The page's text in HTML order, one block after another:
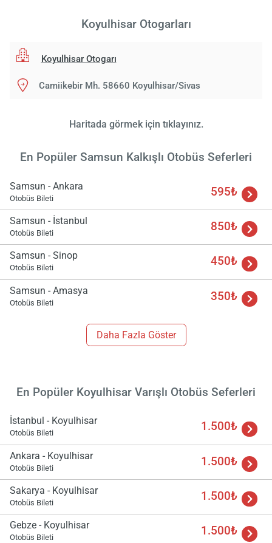
Koyulhisar Otogarları
Koyulhisar Otogarı
Camiikebir Mh. 58660 Koyulhisar/Sivas
Haritada görmek için tıklayınız.
En Popüler Samsun Kalkışlı Otobüs Seferleri
Samsun - Ankara
Otobüs Bileti 595₺
Samsun - İstanbul
Otobüs Bileti 850₺
Samsun - Sinop
Otobüs Bileti 450₺
Samsun - Amasya
Otobüs Bileti 350₺
Daha Fazla Göster
En Popüler Koyulhisar Varışlı Otobüs Seferleri
İstanbul - Koyulhisar
Otobüs Bileti 1.500₺
Ankara - Koyulhisar
Otobüs Bileti 1.500₺
Sakarya - Koyulhisar
Otobüs Bileti 1.500₺
Gebze - Koyulhisar
Otobüs Bileti 1.500₺